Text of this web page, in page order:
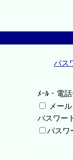
パス
ﾒｰﾙ・電
メー
パスワー
パスワ